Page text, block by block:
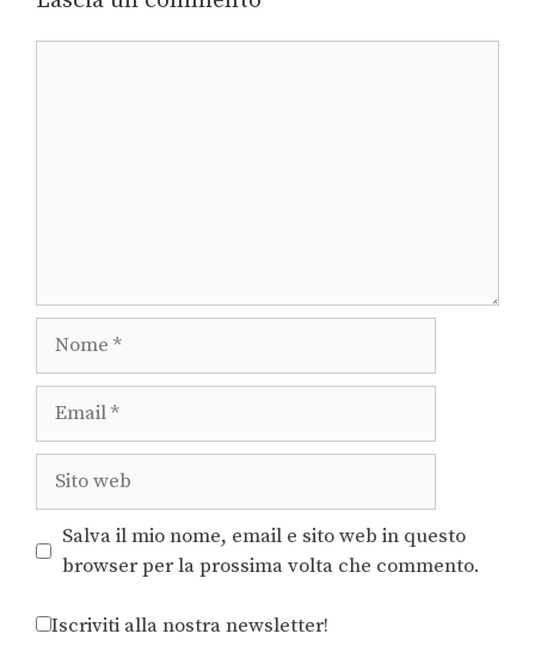
Salva il mio nome, email e sito web in questo
browser per la prossima volta che commento.
Iscriviti alla nostra newsletter!